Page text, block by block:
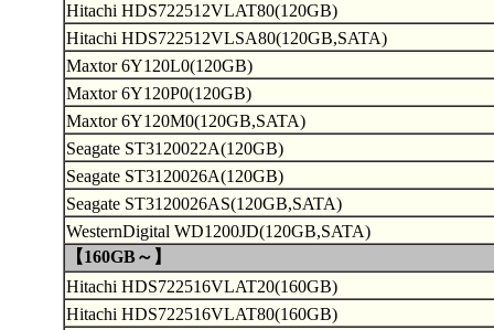
Hitachi HDS722512VLAT80(120GB)
Hitachi HDS722512VLSA80(120GB,SATA)
Maxtor 6Y120L0(120GB)
Maxtor 6Y120P0(120GB)
Maxtor 6Y120M0(120GB,SATA)
Seagate ST3120022A(120GB)
Seagate ST3120026A(120GB)
Seagate ST3120026AS(120GB,SATA)
WesternDigital WD1200JD(120GB,SATA)
【160GB～】
Hitachi HDS722516VLAT20(160GB)
Hitachi HDS722516VLAT80(160GB)